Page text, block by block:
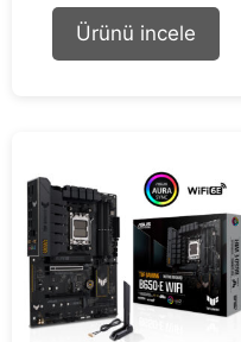
o
f
Ürünü incele